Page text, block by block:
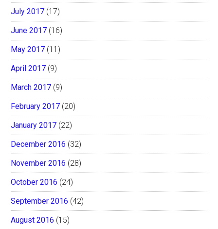
July 2017 (17)
June 2017 (16)
May 2017 (11)
April 2017 (9)
March 2017 (9)
February 2017 (20)
January 2017 (22)
December 2016 (32)
November 2016 (28)
October 2016 (24)
September 2016 (42)
August 2016 (15)